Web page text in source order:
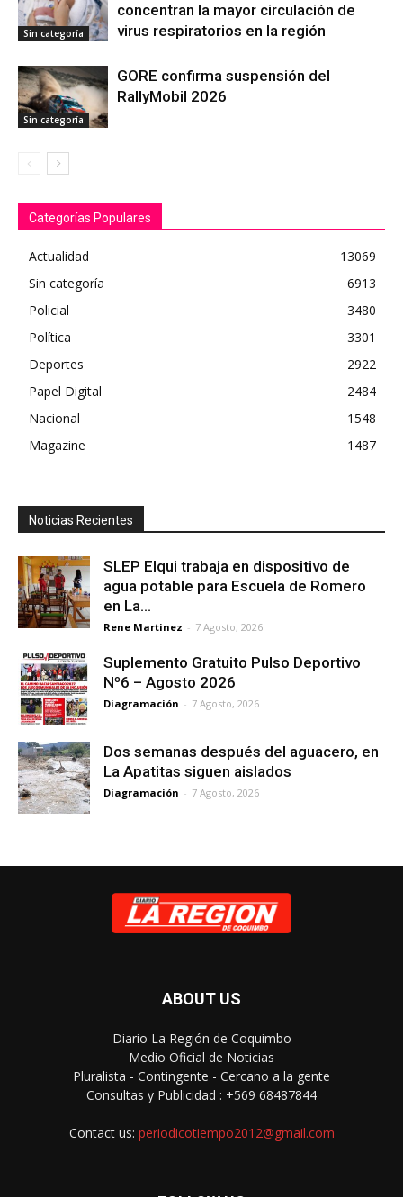
Sin categoría
concentran la mayor circulación de
virus respiratorios en la región
Sin categoría
GORE confirma suspensión del
RallyMobil 2026
Categorías Populares
Actualidad
13069
Sin categoría
6913
Policial
3480
Política
3301
Deportes
2922
Papel Digital
2484
Nacional
1548
Magazine
1487
Noticias Recientes
SLEP Elqui trabaja en dispositivo de
agua potable para Escuela de Romero
en La...
Rene Martinez - 7 Agosto, 2026
Suplemento Gratuito Pulso Deportivo
Nº6 – Agosto 2026
Diagramación - 7 Agosto, 2026
Dos semanas después del aguacero, en
La Apatitas siguen aislados
Diagramación - 7 Agosto, 2026
ABOUT US
Diario La Región de Coquimbo
Medio Oficial de Noticias
Pluralista - Contingente - Cercano a la gente
Consultas y Publicidad : +569 68487844
Contact us: periodicotiempo2012@gmail.com